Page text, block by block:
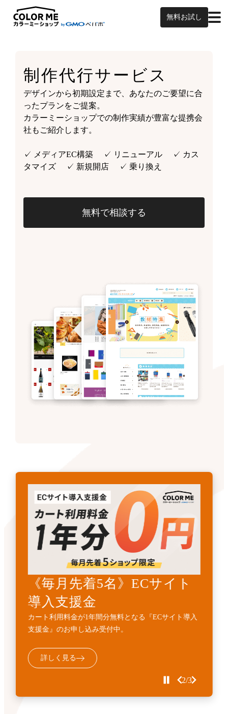
無料お試し
制作代行サービス
デザインから初期設定まで、あなたのご要望に合
ったプランをご提案。
カラーミーショップでの制作実績が豊富な提携会
社もご紹介します。
✓ メディアEC構築 ✓ リニューアル ✓ カス
タマイズ ✓ 新規開店 ✓ 乗り換え
無料で相談する
《先着3名》ECサイトリニ
ューアル支援金
カート利用料金1年間無料とECサイト構築費用
10%OFFの『ECサイトサイトリニューアル支援金』受
詳しく見る
《毎月先着5名》ECサイト
導入支援金
カート利用料金が1年間分無料となる『ECサイト導入
支援金』のお申し込み受付中。
詳しく見る
開発・API連携代行サービ
ス
標準機能に加えて、業務フローに合わせた外部連携・
機能追加などの個別開発を代行するサービスです。
詳しく見る
3/3